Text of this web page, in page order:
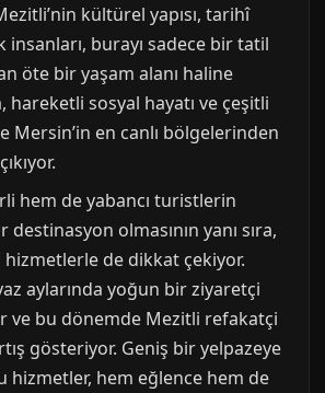
kültürel yapısı, tarihî
insanları, burayı sadece bir tatil
öte bir yaşam alanı haline
hareketli sosyal hayatı ve çeşitli
Mersin’in en canlı bölgelerinden
hem de yabancı turistlerin
olmasının yanı sıra,
de dikkat çekiyor.
aylarında yoğun bir ziyaretçi
ve bu dönemde Mezitli refakatçi
gösteriyor. Geniş bir yelpazeye
hizmetler, hem eğlence hem de